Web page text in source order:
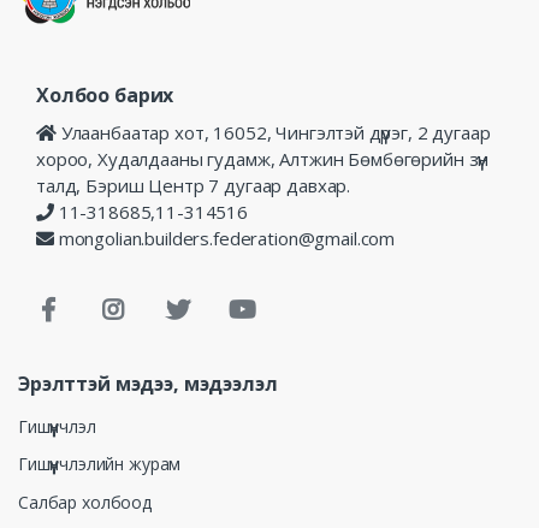
Холбоо барих
Улаанбаатар хот, 16052, Чингэлтэй дүүрэг, 2 дугаар
хороо, Худалдааны гудамж, Алтжин Бөмбөгөрийн зүүн
талд, Бэриш Центр 7 дугаар давхар.
11-318685,11-314516
mongolian.builders.federation@gmail.com
Эрэлттэй мэдээ, мэдээлэл
Гишүүнчлэл
Гишүүнчлэлийн журам
Салбар холбоод